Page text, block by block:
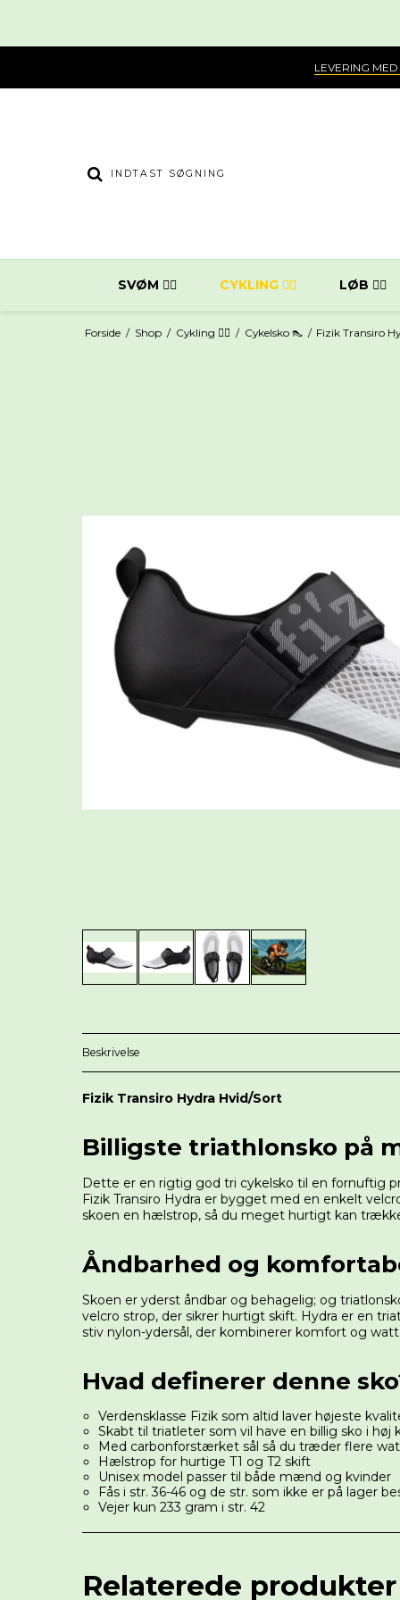
LEVERING MED
SVØM 🏊‍♀️ CYKLING 🚴‍♂️ LØB 🏃‍♂️
Forside / Shop / Cykling 🚴‍♂️ / Cykelsko 👠 / Fizik Transiro
Beskrivelse
Fizik Transiro Hydra Hvid/Sort
Billigste triathlonsko på
Dette er en rigtig god tri cykelsko til en fornuftig
Fizik Transiro Hydra er bygget med en enkelt
skoen en hælstrop, så du meget hurtigt kan
Åndbarhed og
Skoen er yderst åndbar og behagelig; og
velcro strop, der sikrer hurtigt skift. Hydra er en
stiv nylon-ydersål, der kombinerer komfort og
Hvad definerer denne
Verdensklasse Fizik som altid laver højeste
Skabt til triatleter som vil have en billig sko i høj
Med carbonforstærket sål så du træder flere
Hælstrop for hurtige T1 og T2 skift
Unisex model passer til både mænd og kvinder
Fås i str. 36-46 og de str. som ikke er på lager
Vejer kun 233 gram i str. 42
Relaterede produkter